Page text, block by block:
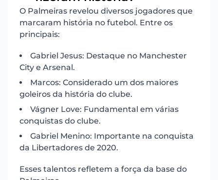
O Palmeiras revelou diversos jogadores que
marcaram história no futebol. Entre os
principais:
Gabriel Jesus: Destaque no Manchester
City e Arsenal.
Marcos: Considerado um dos maiores
goleiros da história do clube.
Vágner Love: Fundamental em várias
conquistas do clube.
Gabriel Menino: Importante na conquista
da Libertadores de 2020.
Esses talentos refletem a força da base do